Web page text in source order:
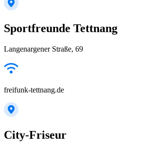
Sportfreunde Tettnang
Langenargener Straße, 69
freifunk-tettnang.de
City-Friseur